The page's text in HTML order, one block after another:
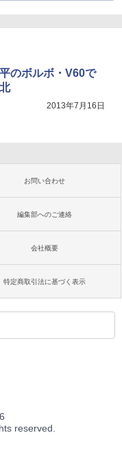
のボルボ・V60で
2013年7月16日
お問い合わせ
編集部へのご連絡
会社概要
特定商取引法に基づく表示
reserved.